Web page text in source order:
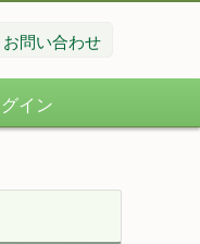
お問い合わせ
イン